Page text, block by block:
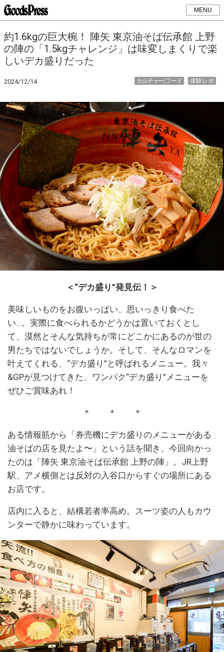
MENU
約1.6kgの巨大椀！ 陣矢 東京油そば伝承館 上野
の陣の「1.5kgチャレンジ」は味変しまくりで楽
しいデカ盛りだった
2024/12/14 体験レポ
カルチャー/フード
＜“デカ盛り”発見伝！＞
美味しいものをお腹いっぱい、思いっきり食べた
い…。実際に食べられるかどうかは置いておくとし
て、漠然とそんな気持ちが常にどこかにあるのが世の
男たちではないでしょうか。そして、そんなロマンを
叶えてくれる、“デカ盛り”と呼ばれるメニュー。我々
&GPが見つけてきた、ワンパク“デカ盛り”メニューを
ぜひご賞味あれ！
＊ ＊ ＊
ある情報筋から「券売機にデカ盛りのメニューがある
油そばの店を見たよ〜」という話を聞き、今回向かっ
たのは「陣矢 東京油そば伝承館 上野の陣」。JR上野
駅、アメ横側とは反対の入谷口からすぐの場所にある
お店です。
店内に入ると、結構若者率高め。スーツ姿の人もカウ
ンターで静かに味わっています。